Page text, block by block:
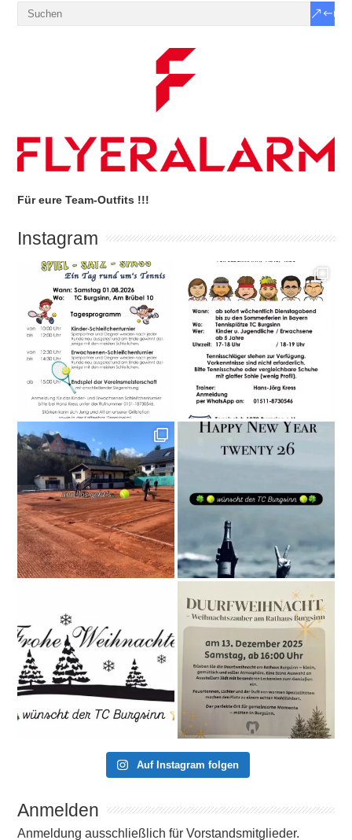
Für eure Team-Outfits !!!
Instagram
Auf Instagram folgen
Anmelden
Anmeldung ausschließlich für Vorstandsmitglieder.